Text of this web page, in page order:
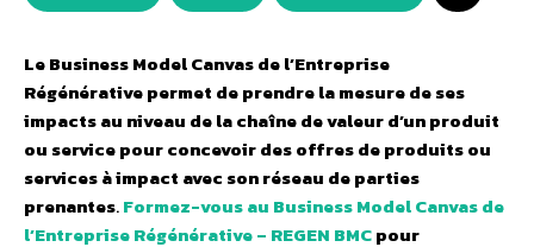
Le Business Model Canvas de l’Entreprise
Régénérative permet de prendre la mesure de ses
impacts au niveau de la chaîne de valeur d’un produit
ou service pour concevoir des offres de produits ou
services à impact avec son réseau de parties
prenantes.Formez-vous au Business Model Canvas de
l’Entreprise Régénérative – REGEN BMCpour